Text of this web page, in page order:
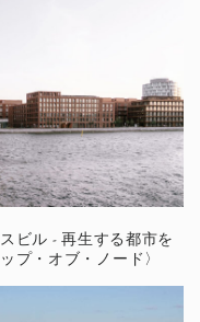
ビル - 再生する都市を
プ・オブ・ノード〉